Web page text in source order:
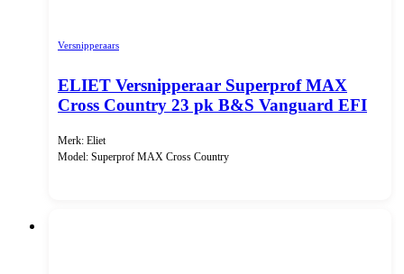
Versnipperaars
ELIET Versnipperaar Superprof MAX
Cross Country 23 pk B&S Vanguard EFI
Merk: Eliet
Model: Superprof MAX Cross Country